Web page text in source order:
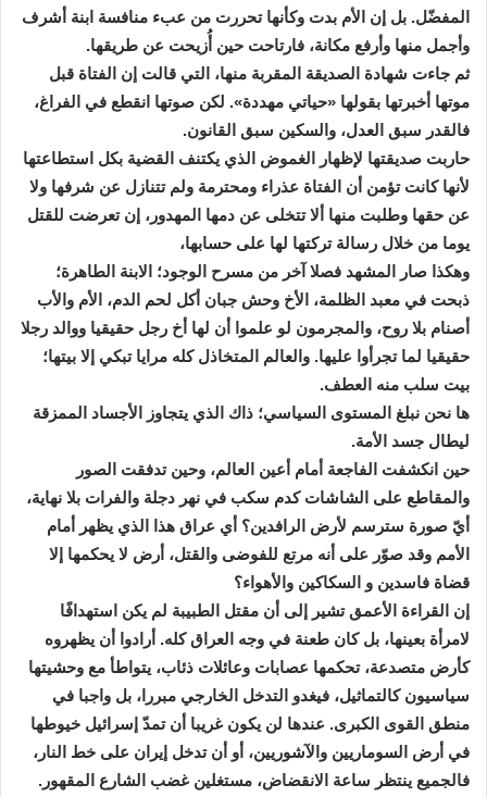
المفضّل. بل إن الأم بدت وكأنها تحررت من عبء منافسة ابنة أشرف
وأجمل منها وأرفع مكانة، فارتاحت حين أُزيحت عن طريقها.
ثم جاءت شهادة الصديقة المقربة منها، التي قالت إن الفتاة قبل
موتها أخبرتها بقولها «حياتي مهددة». لكن صوتها انقطع في الفراغ،
فالقدر سبق العدل، والسكين سبق القانون.
حاربت صديقتها لإظهار الغموض الذي يكتنف القضية بكل استطاعتها
لأنها كانت تؤمن أن الفتاة عذراء ومحترمة ولم تتنازل عن شرفها ولا
عن حقها وطلبت منها ألا تتخلى عن دمها المهدور، إن تعرضت للقتل
يوما من خلال رسالة تركتها لها على حسابها،
وهكذا صار المشهد فصلا آخر من مسرح الوجود؛ الابنة الطاهرة؛
ذبحت في معبد الظلمة، الأخ وحش جبان أكل لحم الدم، الأم والأب
أصنام بلا روح، والمجرمون لو علموا أن لها أخ رجل حقيقيا ووالد رجلا
حقيقيا لما تجرأوا عليها. والعالم المتخاذل كله مرايا تبكي إلا بيتها؛
بيت سلب منه العطف.
ها نحن نبلغ المستوى السياسي؛ ذاك الذي يتجاوز الأجساد الممزقة
ليطال جسد الأمة.
حين انكشفت الفاجعة أمام أعين العالم، وحين تدفقت الصور
والمقاطع على الشاشات كدم سكب في نهر دجلة والفرات بلا نهاية،
أيّ صورة سترسم لأرض الرافدين؟ أي عراق هذا الذي يظهر أمام
الأمم وقد صوّر على أنه مرتع للفوضى والقتل، أرض لا يحكمها إلا
قضاة فاسدين و السكاكين والأهواء؟
إن القراءة الأعمق تشير إلى أن مقتل الطبيبة لم يكن استهدافًا
لامرأة بعينها، بل كان طعنة في وجه العراق كله. أرادوا أن يظهروه
كأرض متصدعة، تحكمها عصابات وعائلات ذئاب، يتواطأ مع وحشيتها
سياسيون كالتماثيل، فيغدو التدخل الخارجي مبررا، بل واجبا في
منطق القوى الكبرى. عندها لن يكون غريبا أن تمدّ إسرائيل خيوطها
في أرض السوماريين والآشوريين، أو أن تدخل إيران على خط النار،
فالجميع ينتظر ساعة الانقضاض، مستغلين غضب الشارع المقهور.